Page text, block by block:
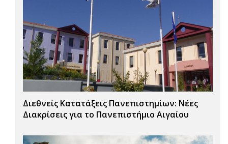
Διεθνείς Κατατάξεις Πανεπιστημίων: Νέες
Διακρίσεις για το Πανεπιστήμιο Αιγαίου